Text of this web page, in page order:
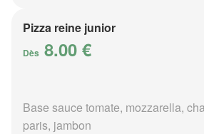
Pizza reine junior
Dès 8.00 €
Base sauce tomate, mozzarella,
paris, jambon